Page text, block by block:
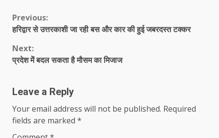
Continue
Previous:
हरिद्वार से उत्तरकाशी जा रही बस और कार की हुई जबरदस्त टक्कर
Next:
प्रदेश मेें बदल सकता है मौसम का मिजाज
Leave a Reply
Your email address will not be published. Required
fields are marked *